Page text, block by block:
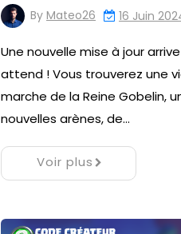
By Mateo26 16 Juin
Une nouvelle mise à jour
attend ! Vous trouverez une
marche de la Reine Gobelin,
nouvelles arènes, de…
Voir plus